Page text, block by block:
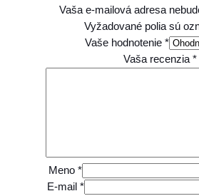
Vaša e-mailová adresa
Vyžadované polia sú
Vaše hodnotenie *
Vaša recenzia *
Meno *
E-mail *